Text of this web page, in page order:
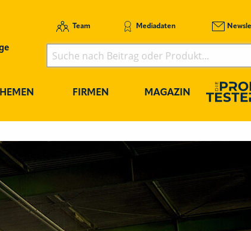
Team Mediadaten
FIRMEN MAGAZIN